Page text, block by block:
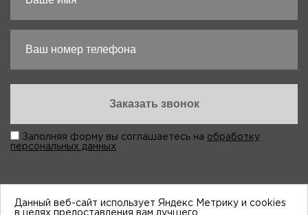
Заполняя форму вы соглашаетесь на обработку
персональных данных
Данный веб-сайт использует Яндекс Метрику и cookies
в целях предоставления вам лучшего